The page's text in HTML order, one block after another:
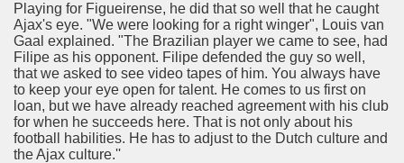
Playing for Figueirense, he did that so well that he caught
Ajax's eye. "We were looking for a right winger", Louis van
Gaal explained. "The Brazilian player we came to see, had
Filipe as his opponent. Filipe defended the guy so well,
that we asked to see video tapes of him. You always have
to keep your eye open for talent. He comes to us first on
loan, but we have already reached agreement with his club
for when he succeeds here. That is not only about his
football habilities. He has to adjust to the Dutch culture and
the Ajax culture.''